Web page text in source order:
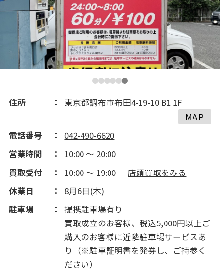
2019(140)
2018(195)
2017(259)
2016(353)
2015(235)
2014(198)
2013(99)
2012(212)
2011(325)
住所
東京都調布市布田4-19-10 B1 1F
MAP
電話番号
042-490-6620
営業時間
10:00 ～ 20:00
買取受付
10:00 ～ 19:00
店頭買取をみる
休業日
8月6日(木)
駐車場
提携駐車場有り
買取成立のお客様、税込5,000円以上ご
購入のお客様に近隣駐車場サービスあ
り（※駐車証明書を発券し、ご持参く
ださい）